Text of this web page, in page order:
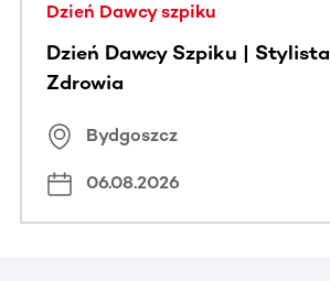
Dzień Dawcy szpiku
Dzień Dawcy Szpiku | Stylista
Zdrowia
Bydgoszcz
06.08.2026